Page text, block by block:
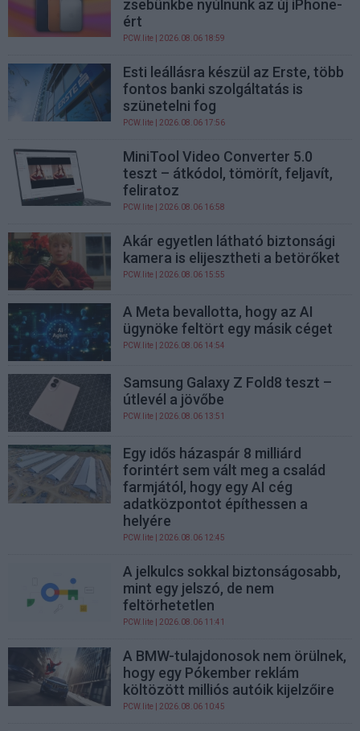
zsebünkbe nyúlnunk az új iPhone-
ért
PCW.lite | 2026.08.06 18:59
Esti leállásra készül az Erste, több
fontos banki szolgáltatás is
szünetelni fog
PCW.lite | 2026.08.06 17:56
MiniTool Video Converter 5.0
teszt – átkódol, tömörít, feljavít,
feliratoz
PCW.lite | 2026.08.06 16:58
Akár egyetlen látható biztonsági
kamera is elijesztheti a betörőket
PCW.lite | 2026.08.06 15:55
A Meta bevallotta, hogy az AI
ügynöke feltört egy másik céget
PCW.lite | 2026.08.06 14:54
Samsung Galaxy Z Fold8 teszt –
útlevél a jövőbe
PCW.lite | 2026.08.06 13:51
Egy idős házaspár 8 milliárd
forintért sem vált meg a család
farmjától, hogy egy AI cég
adatközpontot építhessen a
helyére
PCW.lite | 2026.08.06 12:45
A jelkulcs sokkal biztonságosabb,
mint egy jelszó, de nem
feltörhetetlen
PCW.lite | 2026.08.06 11:41
A BMW-tulajdonosok nem örülnek,
hogy egy Pókember reklám
költözött milliós autóik kijelzőire
PCW.lite | 2026.08.06 10:45